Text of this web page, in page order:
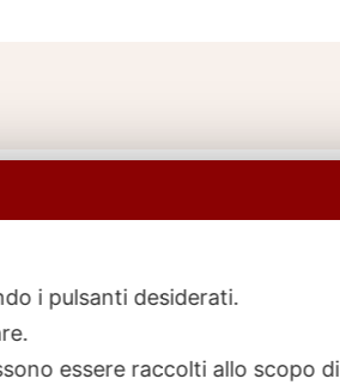
i pulsanti desiderati.
essere raccolti allo scopo di